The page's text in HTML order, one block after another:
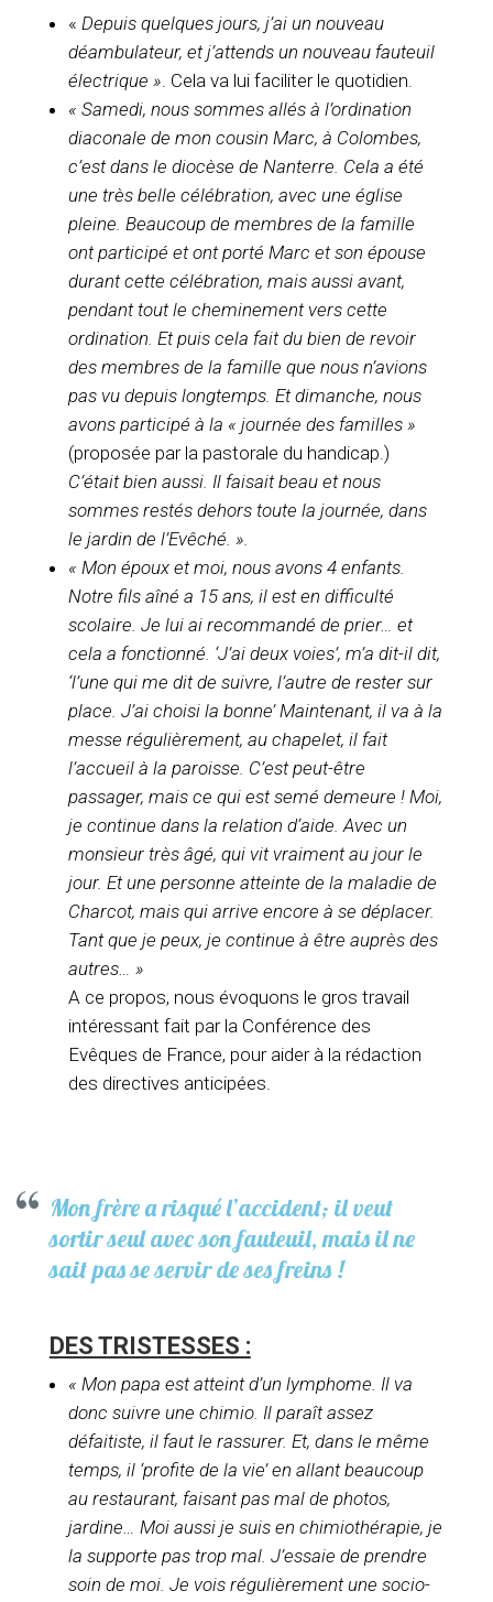
« Depuis quelques jours, j’ai un nouveau
déambulateur, et j’attends un nouveau fauteuil
électrique » . Cela va lui faciliter le quotidien.
« Samedi, nous sommes allés à l’ordination
diaconale de mon cousin Marc, à Colombes,
c’est dans le diocèse de Nanterre. Cela a été
une très belle célébration, avec une église
pleine. Beaucoup de membres de la famille
ont participé et ont porté Marc et son épouse
durant cette célébration, mais aussi avant,
pendant tout le cheminement vers cette
ordination. Et puis cela fait du bien de revoir
des membres de la famille que nous n’avions
pas vu depuis longtemps. Et dimanche, nous
avons participé à la « journée des familles »
(proposée par la pastorale du handicap.)
C’était bien aussi. Il faisait beau et nous
sommes restés dehors toute la journée, dans
le jardin de l’Evêché. ».
« Mon époux et moi, nous avons 4 enfants.
Notre fils aîné a 15 ans, il est en difficulté
scolaire. Je lui ai recommandé de prier… et
cela a fonctionné. ‘J’ai deux voies’, m’a dit-il dit,
‘l’une qui me dit de suivre, l’autre de rester sur
place. J’ai choisi la bonne’ Maintenant, il va à la
messe régulièrement, au chapelet, il fait
l’accueil à la paroisse. C’est peut-être
passager, mais ce qui est semé demeure ! Moi,
je continue dans la relation d‘aide. Avec un
monsieur très âgé, qui vit vraiment au jour le
jour. Et une personne atteinte de la maladie de
Charcot, mais qui arrive encore à se déplacer.
Tant que je peux, je continue à être auprès des
autres… »
A ce propos, nous évoquons le gros travail
intéressant fait par la Conférence des
Evêques de France, pour aider à la rédaction
des directives anticipées.
Mon frère a risqué l’accident; il veut
sortir seul avec son fauteuil, mais il ne
sait pas se servir de ses freins !
DES TRISTESSES :
« Mon papa est atteint d’un lymphome. Il va
donc suivre une chimio. Il paraît assez
défaitiste, il faut le rassurer. Et, dans le même
temps, il ‘profite de la vie’ en allant beaucoup
au restaurant, faisant pas mal de photos,
jardine… Moi aussi je suis en chimiothérapie, je
la supporte pas trop mal. J’essaie de prendre
soin de moi. Je vois régulièrement une socio-